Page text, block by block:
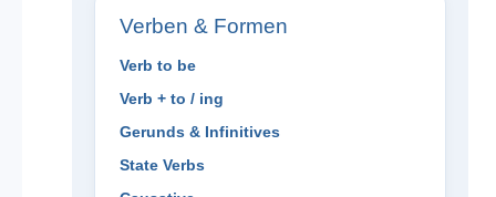
Verben & Formen
Verb to be
Verb + to / ing
Gerunds & Infinitives
State Verbs